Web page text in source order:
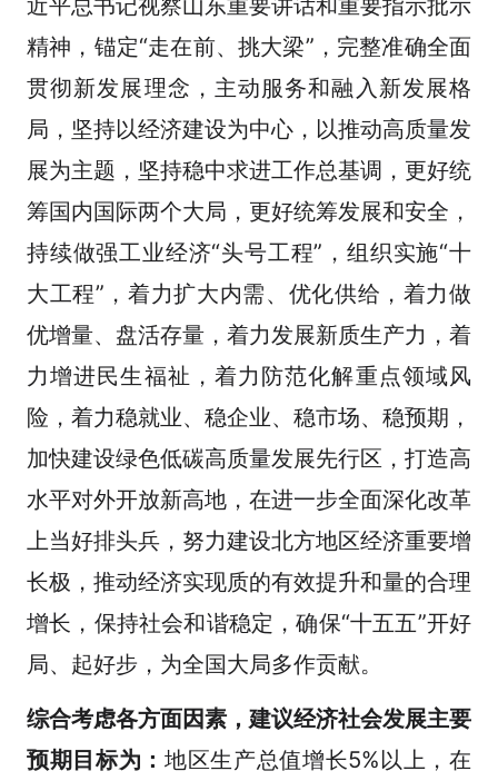
精神，锚定“走在前、挑大梁”，完整准确全面
贯彻新发展理念，主动服务和融入新发展格
局，坚持以经济建设为中心，以推动高质量发
展为主题，坚持稳中求进工作总基调，更好统
筹国内国际两个大局，更好统筹发展和安全，
持续做强工业经济“头号工程”，组织实施“十
大工程”，着力扩大内需、优化供给，着力做
优增量、盘活存量，着力发展新质生产力，着
力增进民生福祉，着力防范化解重点领域风
险，着力稳就业、稳企业、稳市场、稳预期，
加快建设绿色低碳高质量发展先行区，打造高
水平对外开放新高地，在进一步全面深化改革
上当好排头兵，努力建设北方地区经济重要增
长极，推动经济实现质的有效提升和量的合理
增长，保持社会和谐稳定，确保“十五五”开好
局、起好步，为全国大局多作贡献。
综合考虑各方面因素，建议经济社会发展主要
预期目标为： 地区生产总值增长5%以上，在